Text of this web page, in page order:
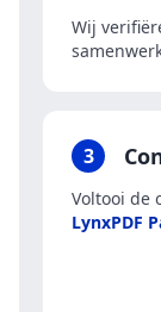
Wij
3
Voltooi de
LynxPDF